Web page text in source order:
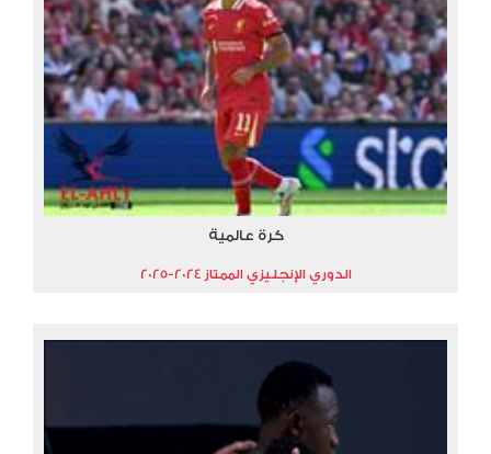
كرة عالمية
الدوري الإنجليزي الممتاز 2024-2025